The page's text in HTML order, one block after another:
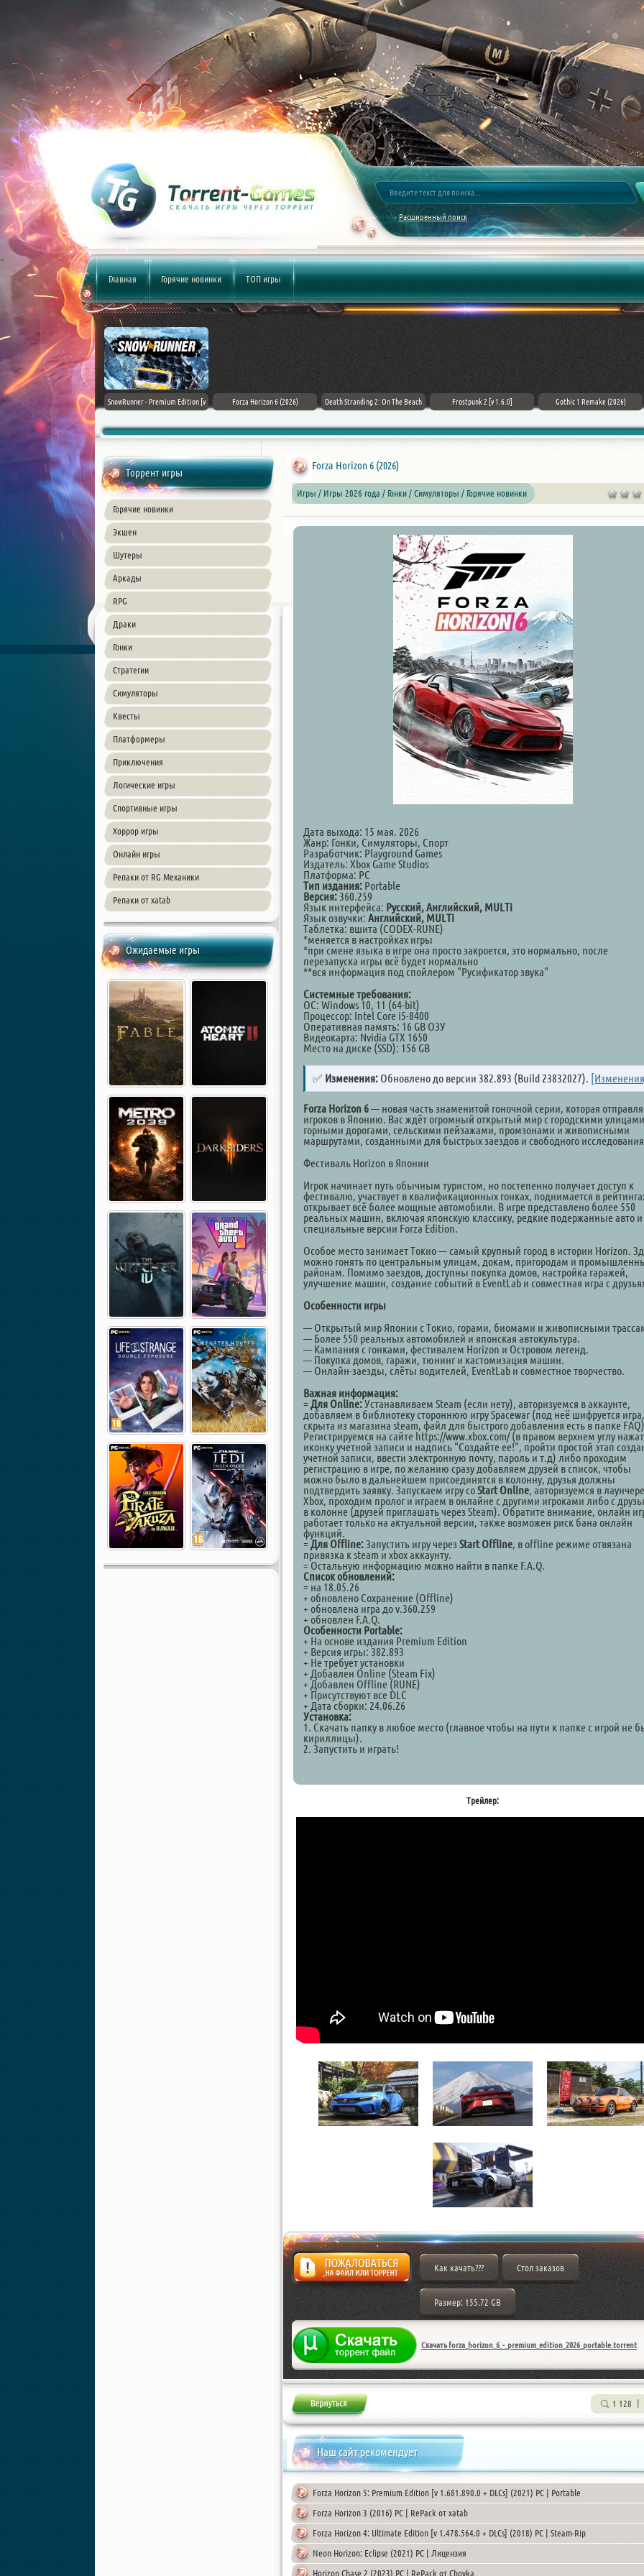
Расширенный поиск
Главная Горячие новинки ТОП игры
Assassin's Creed Black Flag
Resynced (2026) PC
SnowRunner - Premium Edition [v
Forza Horizon 6 (2026) Death Stranding 2: On The Beach Frostpunk 2 [v 1.6.0] Gothic 1 Remake (2026)
Торрент игры
Горячие новинки
Экшен
Шутеры
Аркады
RPG
Драки
Гонки
Стратегии
Симуляторы
Квесты
Платформеры
Приключения
Логические игры
Спортивные игры
Хоррор игры
Онлайн игры
Репаки от RG Механики
Репаки от xatab
Ожидаемые игры
Forza Horizon 6 (2026)
Игры / Игры 2026 года / Гонки / Симуляторы / Горячие новинки
Дата выхода: 15 мая. 2026
Жанр: Гонки, Симуляторы, Спорт
Разработчик: Playground Games
Издатель: Xbox Game Studios
Платформа: PC
Тип издания: Portable
Версия: 360.259
Язык интерфейса: Русский, Английский, MULTi
Язык озвучки: Английский, MULTi
Таблетка: вшита (CODEX-RUNE)
*меняется в настройках игры
*при смене языка в игре она просто закроется, это нормально, после
перезапуска игры всё будет нормально
**вся информация под спойлером "Русификатор звука"
Системные требования:
ОС: Windows 10, 11 (64-bit)
Процессор: Intel Core i5-8400
Оперативная память: 16 GB ОЗУ
Видеокарта: Nvidia GTX 1650
Место на диске (SSD): 156 GB
✅ Изменения: Обновлено до версии 382.893 (Build 23832027).
Forza Horizon 6— новая часть знаменитой гоночной серии, которая
игроков в Японию. Вас ждёт огромный открытый мир с городскими
горными дорогами, сельскими пейзажами, промзонами и живописными
маршрутами, созданными для быстрых заездов и свободного
Фестиваль Horizon в Японии
Игрок начинает путь обычным туристом, но постепенно получает доступ к
фестивалю, участвует в квалификационных гонках, поднимается в
открывает всё более мощные автомобили. В игре представлено более 550
реальных машин, включая японскую классику, редкие подержанные авто и
специальные версии Forza Edition.
Особое место занимает Токио — самый крупный город в истории Horizon.
можно гонять по центральным улицам, докам, пригородам и
районам. Помимо заездов, доступны покупка домов, настройка гаражей,
улучшение машин, создание событий в EventLab и совместная игра с
Особенности игры
— Открытый мир Японии с Токио, горами, биомами и живописными
— Более 550 реальных автомобилей и японская автокультура.
— Кампания с гонками, фестивалем Horizon и Островом легенд.
— Покупка домов, гаражи, тюнинг и кастомизация машин.
— Онлайн-заезды, слёты водителей, EventLab и совместное творчество.
Важная информация:
=Для Online:Устанавливаем Steam (если нету), авторизуемся в аккаунте,
добавляем в библиотеку стороннюю игру Spacewar (под неё шифруется игра,
скрыта из магазина steam, файл для быстрого добавления есть в папке
Регистрируемся на сайте https://www.xbox.com/ (в правом верхнем углу
иконку учетной записи и надпись "Создайте ее!", пройти простой этап
учетной записи, ввести электронную почту, пароль и т.д) либо проходим
регистрацию в игре, по желанию сразу добавляем друзей в список, чтобы
можно было в дальнейшем присоединятся в колонну, друзья должны
подтвердить заявку. Запускаем игру соStart Online, авторизуемся в лаунчере
Xbox, проходим пролог и играем в онлайне с другими игроками либо с
в колонне (друзей приглашать через Steam). Обратите внимание, онлайн
работает только на актуальной версии, также возможен риск бана онлайн
функций.
=Для Offline:Запустить игру черезStart Offline, в offline режиме отвязана
привязка к steam и xbox аккаунту.
= Остальную информацию можно найти в папке F.A.Q.
Список обновлений:
= на 18.05.26
+ обновлено Сохранение (Offline)
+ обновлена игра до v.360.259
+ обновлен F.A.Q.
Особенности Portable:
+ На основе издания Premium Edition
+ Версия игры: 382.893
+ Не требует установки
+ Добавлен Online (Steam Fix)
+ Добавлен Offline (RUNE)
+ Присутствуют все DLC
+ Дата сборки: 24.06.26
Установка:
1. Скачать папку в любое место (главное чтобы на пути к папке с игрой не
кириллицы).
2. Запустить и играть!
Трейлер:
Жалоба
Как качать??? Стол заказов
Размер: 155.72 GB
Скачать forza_horizon_6_-_premium_edition_2026_portable.torrent
1 128
Наш сайт рекомендует
Forza Horizon 5: Premium Edition [v 1.681.890.0 + DLCs] (2021) PC | Portable
Forza Horizon 3 (2016) PC | RePack от xatab
Forza Horizon 4: Ultimate Edition [v 1.478.564.0 + DLCs] (2018) PC | Steam-Rip
Neon Horizon: Eclipse (2021) PC | Лицензия
Horizon Chase 2 (2023) PC | RePack от Chovka